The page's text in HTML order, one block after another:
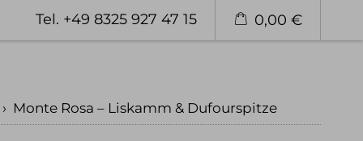
Tel. +49 8325 927 47 15 0,00 €
Wandern
› Monte Rosa – Liskamm & Dufourspitze